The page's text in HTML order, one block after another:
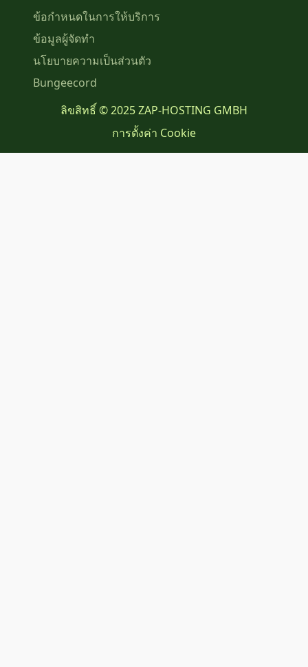
ข้อกำหนดในการให้บริการ
ข้อมูลผู้จัดทำ
นโยบายความเป็นส่วนตัว
Bungeecord
ลิขสิทธิ์ © 2025 ZAP-HOSTING GMBH
การตั้งค่า Cookie